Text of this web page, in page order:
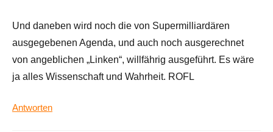
Und daneben wird noch die von Supermilliardären
ausgegebenen Agenda, und auch noch ausgerechnet
von angeblichen „Linken“, willfährig ausgeführt. Es wäre
ja alles Wissenschaft und Wahrheit. ROFL
Antworten